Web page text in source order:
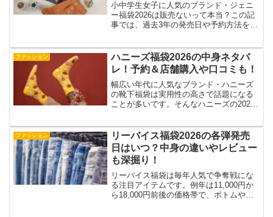
小中学生女子に人気のブランド・ジェニ
ー福袋2026は販売ないって本当？この記
事では、過去3年の発売日や予約方法を振
く紹介します。購入者の口コミや似てい
るブランドの福...
ファッション
ハニーズ福袋2026の中身ネタバ
レ！予約＆店舗購入や口コミも！
幅広い年代に人気なブランド・ハニーズ
の靴下福袋は実用性の高さで話題になる
ことが多いです。そんなハニーズの2026
手頃価格ながら、モコモコや厚手の靴下
がしっかり入...
ファッション
リーバイス福袋2026の各弾発売
日はいつ？中身の違いやレビュー
も深掘り！
リーバイス福袋は毎年人気で争奪戦にな
る注目アイテムです。例年は11,000円か
ら18,000円前後の価格帯で、ボトムやジ